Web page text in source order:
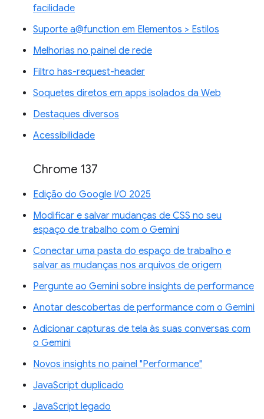
facilidade
Suporte a@function em Elementos > Estilos
Melhorias no painel de rede
Filtro has-request-header
Soquetes diretos em apps isolados da Web
Destaques diversos
Acessibilidade
Chrome 137
Edição do Google I/O 2025
Modificar e salvar mudanças de CSS no seu
espaço de trabalho com o Gemini
Conectar uma pasta do espaço de trabalho e
salvar as mudanças nos arquivos de origem
Pergunte ao Gemini sobre insights de performance
Anotar descobertas de performance com o Gemini
Adicionar capturas de tela às suas conversas com
o Gemini
Novos insights no painel "Performance"
JavaScript duplicado
JavaScript legado